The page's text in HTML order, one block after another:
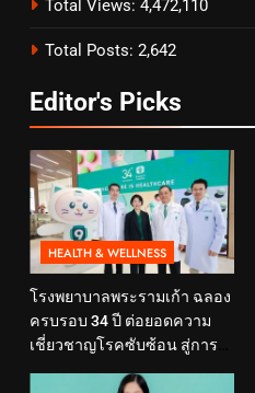
Total Views: 4,472,110
Total Posts: 2,642
Editor's Picks
HEALTH & WELLNESS
โรงพยาบาลพระรามเก้า ฉลอง
ครบรอบ 34 ปี ต่อยอดความ
เชี่ยวชาญโรคซับซ้อน สู่การ